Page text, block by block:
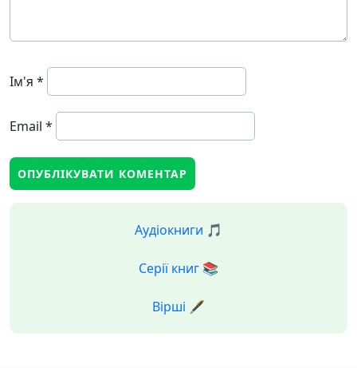
Ім'я *
Email *
Аудіокниги 🎵
Серії книг 📚
Вірші 🖋️